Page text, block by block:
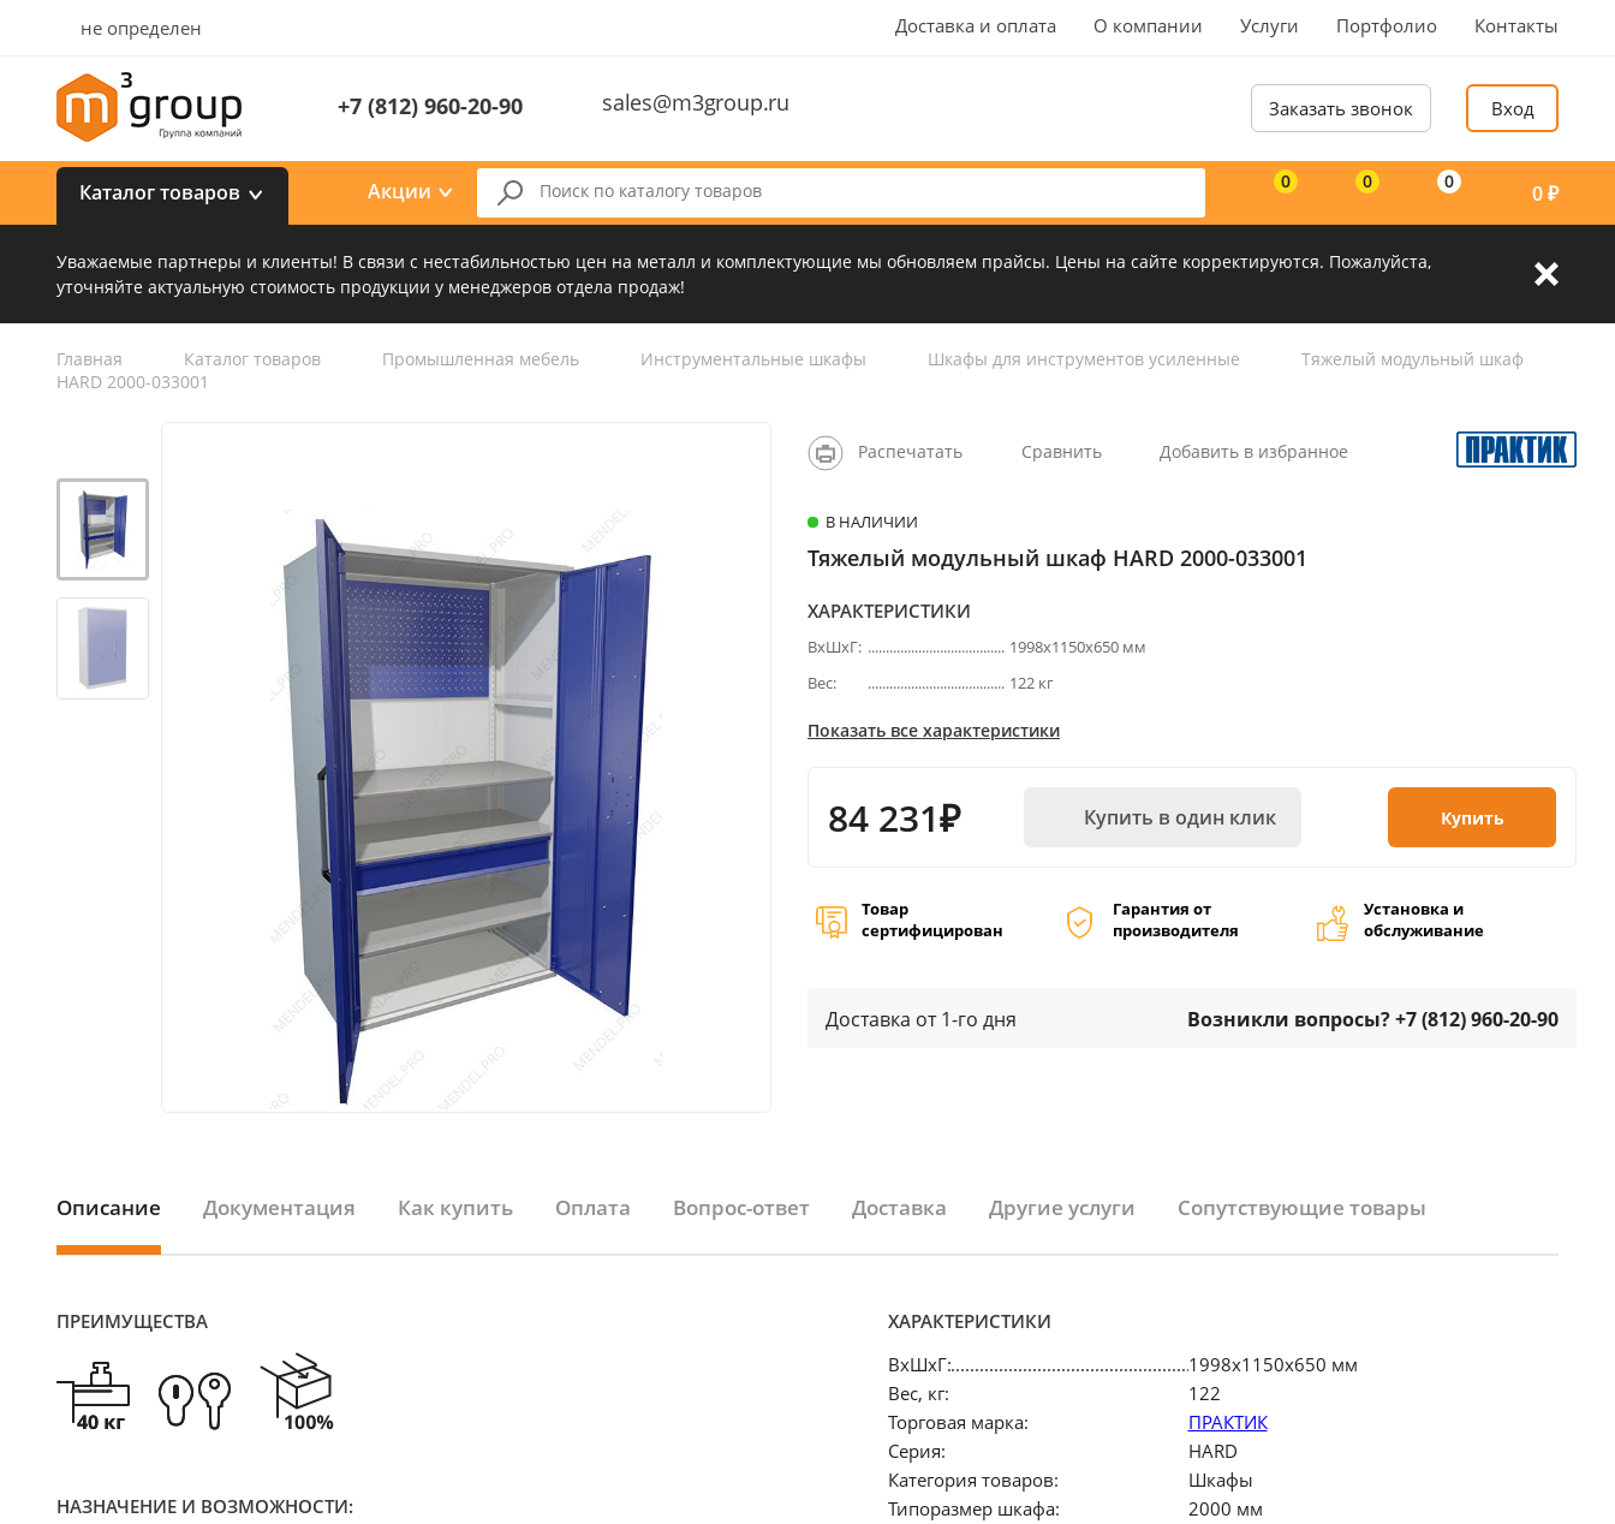
не определен Доставка и оплата О компании Услуги Портфолио Контакты
+7 (812) 960-20-90 sales@m3group.ru Заказать звонок Вход
Каталог товаров Акции 0 0 0 0₽
Уважаемые партнеры и клиенты! В связи с нестабильностью цен на металл и комплектующие мы обновляем прайсы. Цены на сайте корректируются. Пожалуйста,
уточняйте актуальную стоимость продукции у менеджеров отдела продаж!
Главная Каталог товаров Промышленная мебель Инструментальные шкафы Шкафы для инструментов усиленные
Тяжелый модульный шкаф
HARD 2000-033001
Распечатать Сравнить Добавить в избранное
В НАЛИЧИИ
Тяжелый модульный шкаф HARD 2000-033001
ХАРАКТЕРИСТИКИ
ВхШхГ:
1998х1150х650 мм
Вес:
122 кг
Показать все характеристики
84 231₽ Купить в один клик Купить
Товар
сертифицирован
Гарантия от
производителя
Установка и
обслуживание
Доставка от 1-го дня Возникли вопросы? +7 (812) 960-20-90
Описание Документация Как купить Оплата Вопрос-ответ Доставка Другие услуги Сопутствующие товары
ПРЕИМУЩЕСТВА
НАЗНАЧЕНИЕ И ВОЗМОЖНОСТИ:
ХАРАКТЕРИСТИКИ
ВхШхГ:
1998х1150х650 мм
Вес, кг:
122
Торговая марка:
ПРАКТИК
Серия:
HARD
Категория товаров:
Шкафы
Типоразмер шкафа:
2000 мм